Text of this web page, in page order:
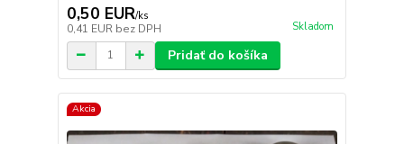
0,50 EUR/ks
0,41 EUR bez DPH Skladom
Pridať do košíka
Akcia